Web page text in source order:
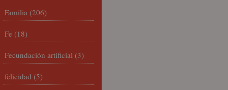
Familia (206)
Fe (18)
Fecundación artificial (3)
felicidad (5)